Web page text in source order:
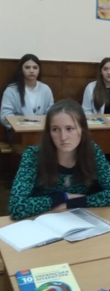
освіта
для викладачів
для студентів
та інформальну освіту